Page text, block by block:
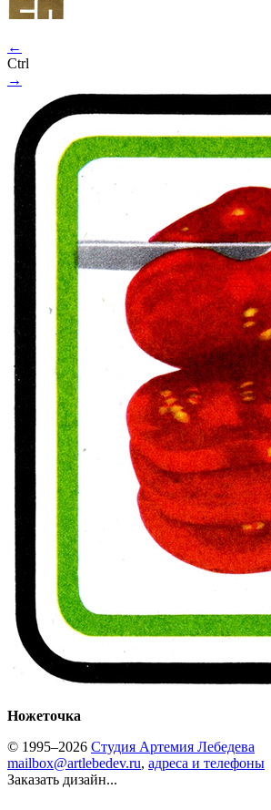
←
Ctrl
→
Ножеточка
© 1995–2026 Студия Артемия Лебедева
mailbox@artlebedev.ru, адреса и телефоны
Заказать дизайн...